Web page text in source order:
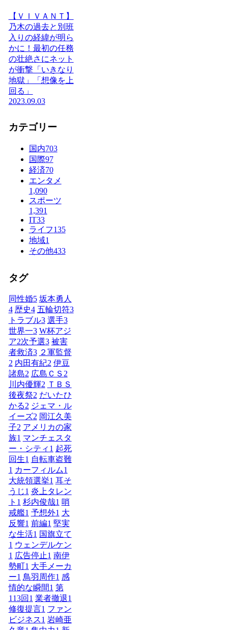
【ＶＩＶＡＮＴ】
乃木の過去と別班
入りの経緯が明ら
かに！最初の任務
の壮絶さにネット
が衝撃「いきなり
地獄」「想像を上
回る」
2023.09.03
カテゴリー
国内703
国際97
経済70
エンタメ
1,090
スポーツ
1,391
IT33
ライフ135
地域1
その他433
タグ
同性婚5 坂本勇人
4 歴史4 五輪切符3
トラブル3 選手3
世界一3 W杯アジ
ア2次予選3 被害
者救済3 ２軍監督
2 内田有紀2 伊豆
諸島2 広島ＣＳ 2
川内優輝2 ＴＢＳ
後夜祭2 だいたひ
かる2 ジェマ・ル
イーズ2 岡江久美
子2 アメリカの家
族1 マンチェスタ
ー・シティ 1 起死
回生1 自転車盗難
1 カーフィルム1
大統領選挙1 耳そ
うじ1 炎上タレン
ト 1 杉内俊哉1 哨
戒艦1 予想外1 大
反響1 前編1 堅実
な生活1 国旗立て
1 ウェンデルケン
1 広告停止1 南伊
勢町1 大手メーカ
ー1 鳥羽周作1 感
情的な瞬間1 第
113回 1 業者撤退1
修復提言1 ファン
ビジネス1 岩崎亜